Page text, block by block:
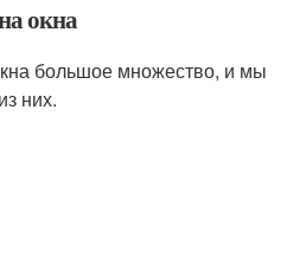
окна
большое множество, и мы
них.